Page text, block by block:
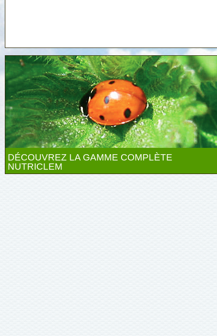
DÉCOUVREZ LA GAMME COMPLÈTE
NUTRICLEM